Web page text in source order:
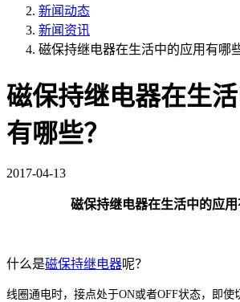
新闻动态
新闻资讯
磁保持继电器在生活中的应用有哪
磁保持继电器在生
有哪些？
2017-04-13
磁保持继电器在生活中的应用
什么是磁保持继电器呢？
线圈通电时，接点处于ON或者OFF状态，即使